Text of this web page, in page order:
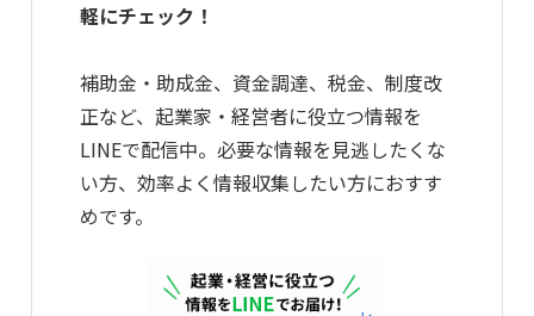
軽にチェック！
補助金・助成金、資金調達、税金、制度改
正など、起業家・経営者に役立つ情報を
LINEで配信中。必要な情報を見逃したくな
い方、効率よく情報収集したい方におすす
めです。